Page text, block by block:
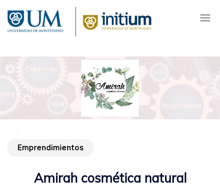
contenido
principal
Emprendimientos
Amirah cosmética natural